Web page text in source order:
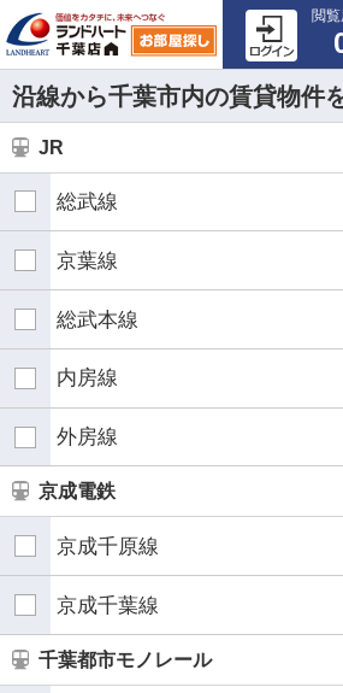
閲
沿線から千葉市内の賃貸物件
JR
総武線
京葉線
総武本線
内房線
外房線
京成電鉄
京成千原線
京成千葉線
千葉都市モノレール